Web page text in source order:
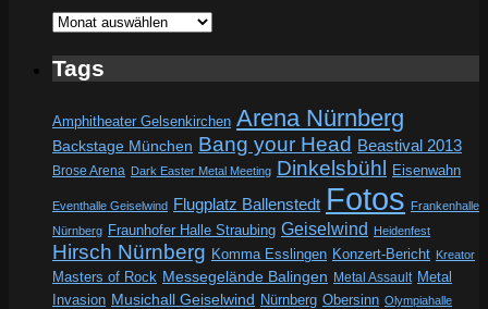
Archive
Tags
Amphitheater Gelsenkirchen Arena Nürnberg
Backstage München Bang your Head Beastival 2013
Brose Arena Dark Easter Metal Meeting Dinkelsbühl Eisenwahn
Eventhalle Geiselwind Flugplatz Ballenstedt Fotos Frankenhalle
Nürnberg Fraunhofer Halle Straubing Geiselwind Heidenfest
Hirsch Nürnberg Komma Esslingen Konzert-Bericht Kreator
Masters of Rock Messegelände Balingen Metal Assault Metal
Invasion Musichall Geiselwind Nürnberg Obersinn Olympiahalle